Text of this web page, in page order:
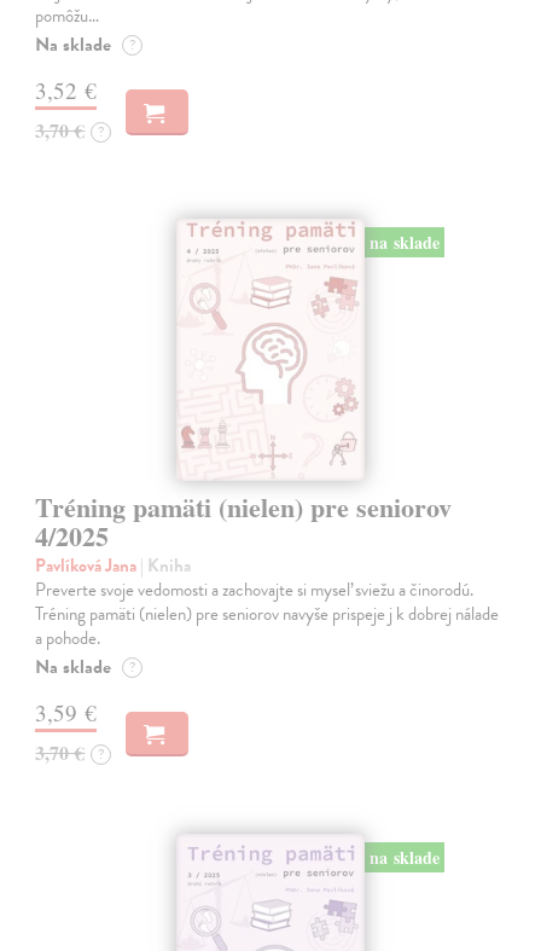
pomôžu…
Na sklade ?
3,52 €
3,70 € ?
na sklade
Tréning pamäti (nielen) pre seniorov
4/2025
Pavlíková Jana| Kniha
Preverte svoje vedomosti a zachovajte si myseľ sviežu a činorodú.
Tréning pamäti (nielen) pre seniorov navyše prispeje j k dobrej nálade
a pohode.
Na sklade ?
3,59 €
3,70 € ?
na sklade